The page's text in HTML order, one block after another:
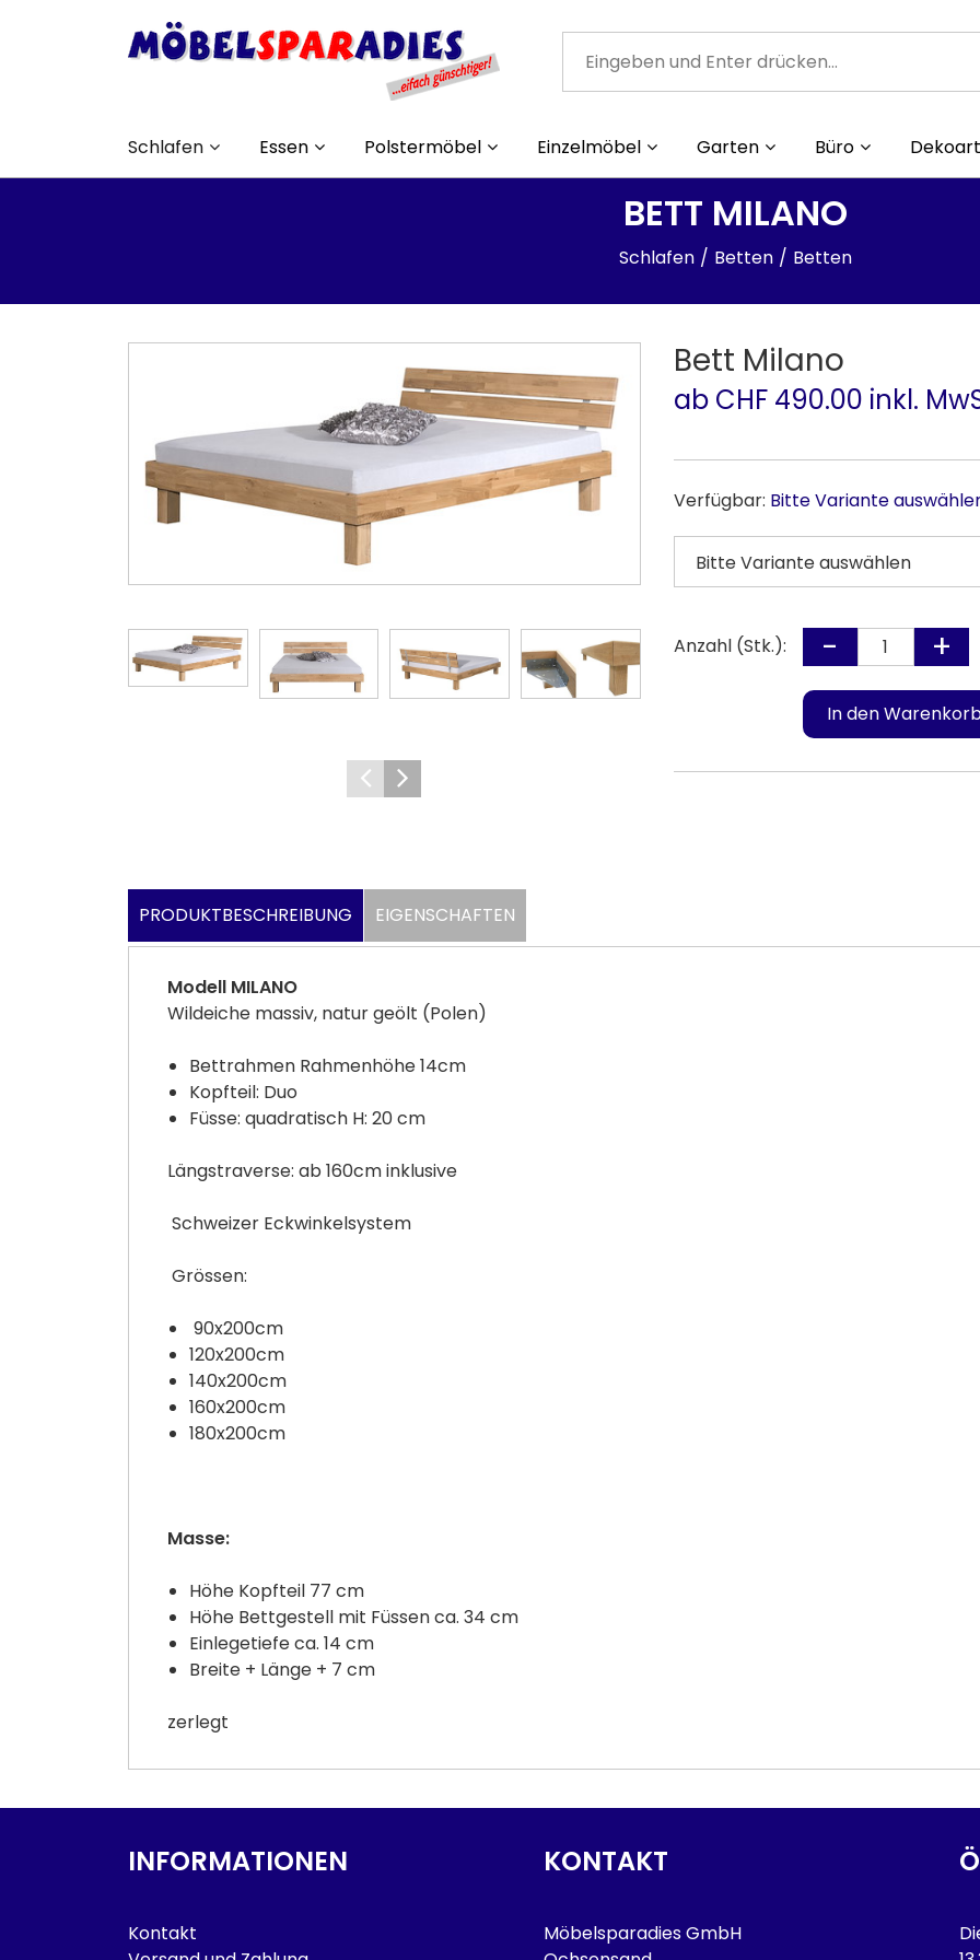
Schlafen Essen Polstermöbel Einzelmöbel Garten Büro
BETT MILANO
Schlafen Betten Betten
Bett Milano
ab CHF 490.00 inkl.
Verfügbar: Bitte Variante
Anzahl (Stk.):
PRODUKTBESCHREIBUNG EIGENSCHAFTEN
Modell MILANO
Wildeiche massiv, natur geölt (Polen)
Bettrahmen Rahmenhöhe 14cm
Kopfteil: Duo
Füsse: quadratisch H: 20 cm
Längstraverse: ab 160cm inklusive
Schweizer Eckwinkelsystem
Grössen:
90x200cm
120x200cm
140x200cm
160x200cm
180x200cm
Masse:
Höhe Kopfteil 77 cm
Höhe Bettgestell mit Füssen ca. 34 cm
Einlegetiefe ca. 14 cm
Breite + Länge + 7 cm
zerlegt
INFORMATIONEN
Kontakt
KONTAKT
Möbelsparadies GmbH